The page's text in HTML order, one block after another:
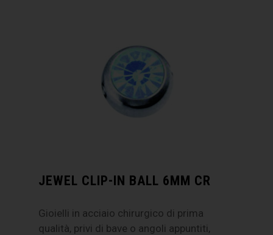
JEWEL CLIP-IN BALL 6MM CR
Gioielli in acciaio chirurgico di prima
qualità, privi di bave o angoli appuntiti,